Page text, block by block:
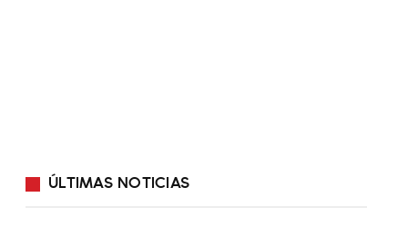
ÚLTIMAS NOTICIAS